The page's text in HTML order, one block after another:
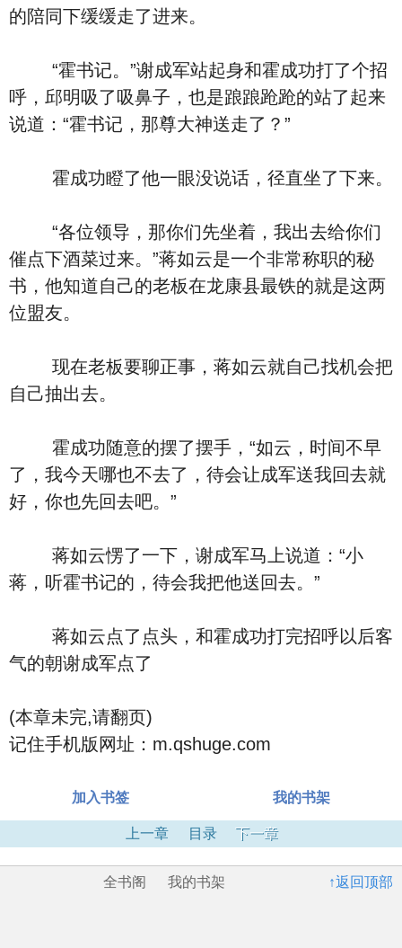
的陪同下缓缓走了进来。
“霍书记。”谢成军站起身和霍成功打了个招
呼，邱明吸了吸鼻子，也是踉踉跄跄的站了起来
说道：“霍书记，那尊大神送走了？”
霍成功瞪了他一眼没说话，径直坐了下来。
“各位领导，那你们先坐着，我出去给你们
催点下酒菜过来。”蒋如云是一个非常称职的秘
书，他知道自己的老板在龙康县最铁的就是这两
位盟友。
现在老板要聊正事，蒋如云就自己找机会把
自己抽出去。
霍成功随意的摆了摆手，“如云，时间不早
了，我今天哪也不去了，待会让成军送我回去就
好，你也先回去吧。”
蒋如云愣了一下，谢成军马上说道：“小
蒋，听霍书记的，待会我把他送回去。”
蒋如云点了点头，和霍成功打完招呼以后客
气的朝谢成军点了
(本章未完,请翻页)
记住手机版网址：m.qshuge.com
加入书签 我的书架
上一章 目录 下一章
↑返回顶部
全书阁 我的书架